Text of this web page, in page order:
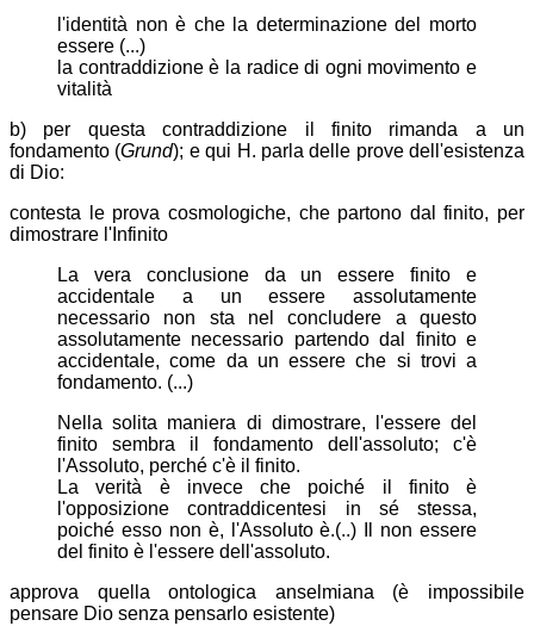
l'identità non è che la determinazione del morto
essere (...)
la contraddizione è la radice di ogni movimento e
vitalità
b) per questa contraddizione il finito rimanda a un
fondamento (Grund); e qui H. parla delle prove dell'esistenza
di Dio:
contesta le prova cosmologiche, che partono dal finito, per
dimostrare l'Infinito
La vera conclusione da un essere finito e
accidentale a un essere assolutamente
necessario non sta nel concludere a questo
assolutamente necessario partendo dal finito e
accidentale, come da un essere che si trovi a
fondamento. (...)
Nella solita maniera di dimostrare, l'essere del
finito sembra il fondamento dell'assoluto; c'è
l'Assoluto, perché c'è il finito.
La verità è invece che poiché il finito è
l'opposizione contraddicentesi in sé stessa,
poiché esso non è, l'Assoluto è.(..) Il non essere
del finito è l'essere dell'assoluto.
approva quella ontologica anselmiana (è impossibile
pensare Dio senza pensarlo esistente)